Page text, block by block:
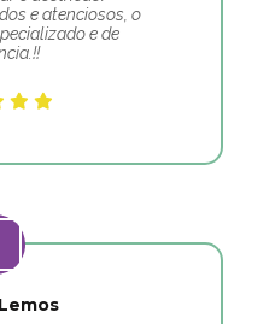
e atenciosos, o
e de